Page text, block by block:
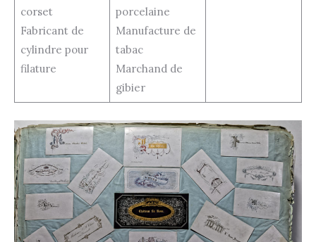
corset
Fabricant de
cylindre pour
filature
porcelaine
Manufacture de
tabac
Marchand de
gibier